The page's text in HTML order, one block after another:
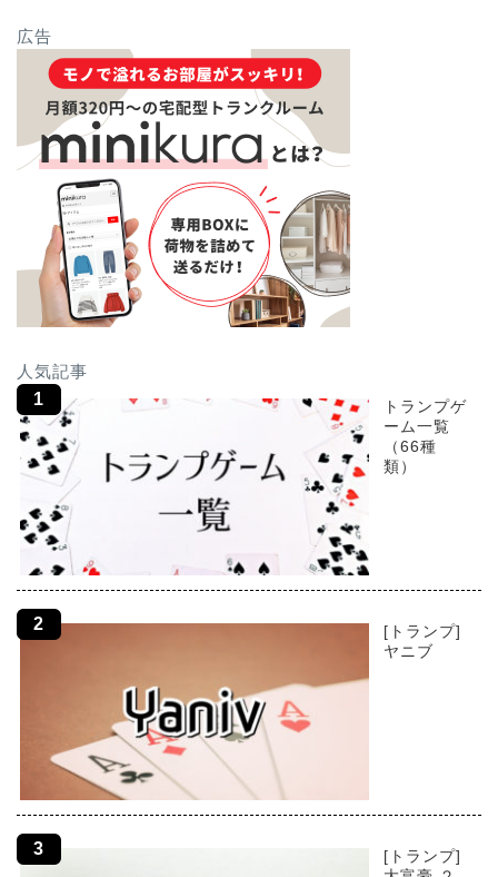
広告
人気記事
トランプゲ
ーム一覧
（66種
類）
[トランプ]
ヤニブ
[トランプ]